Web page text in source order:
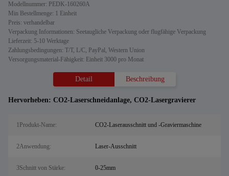
Modellnummer: PEDK-160260A
Min Bestellmenge: 1 Einheit
Preis: verhandelbar
Verpackung Informationen: Seetaugliche Verpackung oder flugfähige Verpackung
Lieferzeit: 5-10 Werktage
Zahlungsbedingungen: T/T, L/C, PayPal, Western Union
Versorgungsmaterial-Fähigkeit: Einheit 3000 pro Monat
Detail Beschreibung
Hervorheben: CO2-Laserschneidanlage, CO2-Lasergravierer
1Produkt-Name: CO2-Laserausschnitt und -Graviermaschine
2Anwendung: Laser-Ausschnitt
3Schnitt von Stärke: 0-25mm